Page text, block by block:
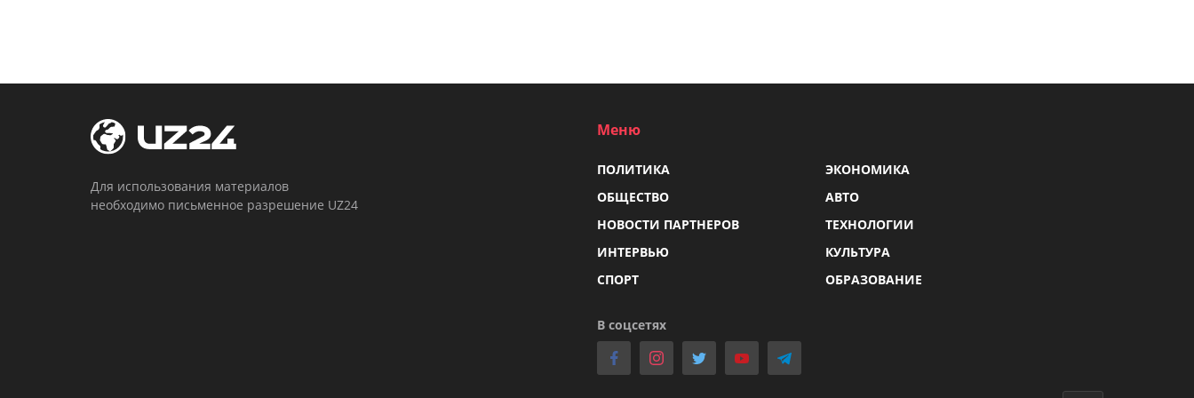
Для использования материалов
необходимо письменное разрешение UZ24
Меню
ПОЛИТИКА
ЭКОНОМИКА
ОБЩЕСТВО
АВТО
НОВОСТИ ПАРТНЕРОВ
ТЕХНОЛОГИИ
ИНТЕРВЬЮ
КУЛЬТУРА
СПОРТ
ОБРАЗОВАНИЕ
В соцсетях